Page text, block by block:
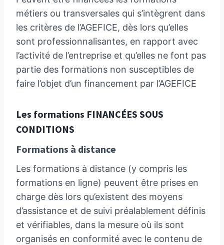
métiers ou transversales qui s’intègrent dans
les critères de l’AGEFICE, dès lors qu’elles
sont professionnalisantes, en rapport avec
l’activité de l’entreprise et qu’elles ne font pas
partie des formations non susceptibles de
faire l’objet d’un financement par l’AGEFICE
Les formations FINANCÉES SOUS
CONDITIONS
Formations à distance
Les formations à distance (y compris les
formations en ligne) peuvent être prises en
charge dès lors qu’existent des moyens
d’assistance et de suivi préalablement définis
et vérifiables, dans la mesure où ils sont
organisés en conformité avec le contenu de